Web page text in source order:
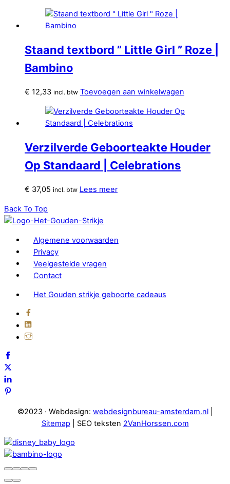
Staand textbord ” Little Girl ” Roze |
Bambino
€ 12,33 incl. btw Toevoegen aan winkelwagen
Verzilverde Geboorteakte Houder
Op Standaard | Celebrations
€ 37,05 incl. btw Lees meer
Back To Top
Algemene voorwaarden
Privacy
Veelgestelde vragen
Contact
Het Gouden strikje geboorte cadeaus
©2023 · Webdesign: webdesignbureau-amsterdam.nl|
Sitemap | SEO teksten 2VanHorssen.com